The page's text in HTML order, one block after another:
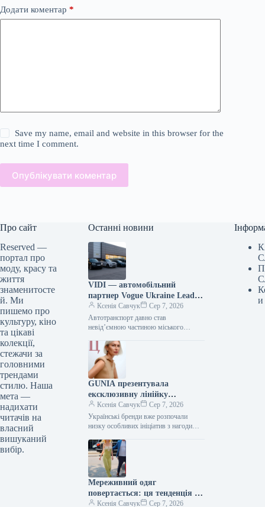
Додати коментар *
Save my name, email and website in this browser for the
next time I comment.
Опублікувати коментар
Про сайт
Reserved —
портал про
моду, красу та
життя
знаменитосте
й. Ми
пишемо про
культуру, кіно
та цікаві
колекції,
стежачи за
головними
трендами
стилю. Наша
мета —
надихати
читачів на
власний
вишуканий
вибір.
Останні новини
VIDI — автомобільний
партнер Vogue Ukraine Leaders
Gala: які автомобілі будуть
представлені на заході
Ксенія Савчук
Сер 7, 2026
Автотранспорт давно став
невід’ємною частиною міського
роботу та дім, подорожі та
повсякденні клопоти. Тому вибір…
GUNIA презентувала
ексклюзивну лінійку
ювелірних виробів на честь
Дня Незалежності
Ксенія Савчук
Сер 7, 2026
Українські бренди вже розпочали
низку особливих ініціатив з нагоди
Project презентували символічну серію
прикрас – позолочені…
Мереживний одяг
повертається: ця тенденція з
70-х років стане ключовою у
Ксенія Савчук Сер 7, 2026
и